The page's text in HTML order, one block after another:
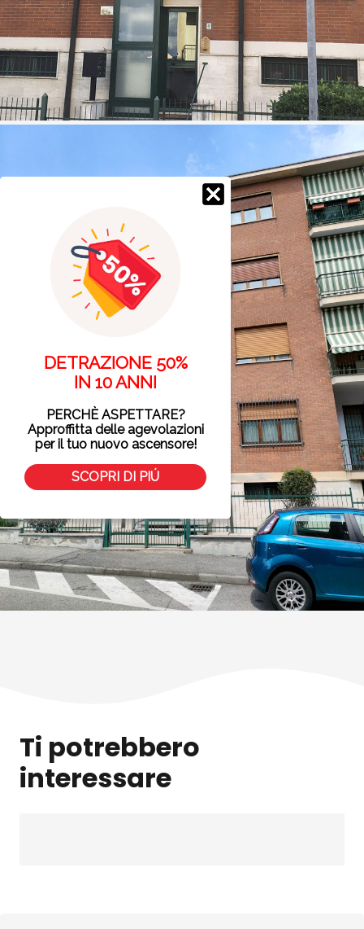
Ti potrebbero
interessare
DETRAZIONE 50%
IN 10 ANNI
PERCHÈ ASPETTARE?
Approffitta delle agevolazioni
per il tuo nuovo ascensore!
SCOPRI DI PIÚ